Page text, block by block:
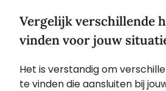
Vergelijk verschillende
vinden voor jouw
Het is verstandig om
te vinden die aansluiten bij